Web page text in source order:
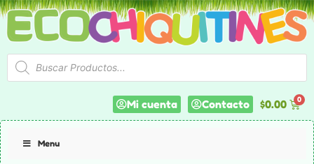
Mi cuenta Contacto $0.00
Menu